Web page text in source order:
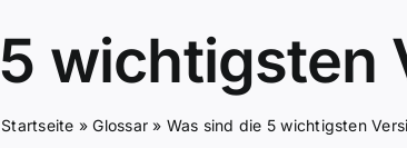
wichtigsten
Startseite »Glossar » Was sind die 5 wichtigsten